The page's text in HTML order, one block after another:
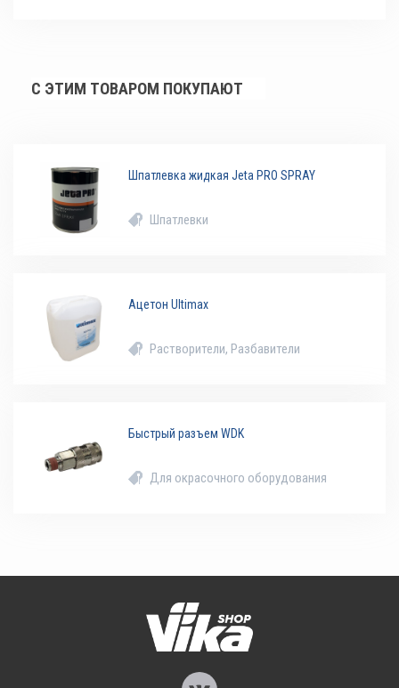
С ЭТИМ ТОВАРОМ ПОКУПАЮТ
Шпатлевка жидкая Jeta PRO SPRAY
Шпатлевки
Ацетон Ultimax
Растворители, Разбавители
Быстрый разъем WDK
Для окрасочного оборудования